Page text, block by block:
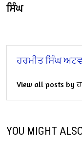
ਸਿੰਘ
ਹਰਮੀਤ ਸਿੰਘ
View all posts by
YOU MIGHT